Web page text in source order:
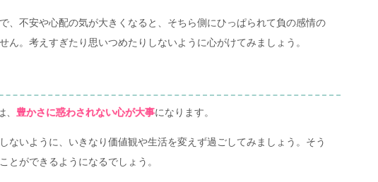
、不安や心配の気が大きくなると、そちら側にひっぱられて負の感情の
ん。考えすぎたり思いつめたりしないように心がけてみましょう。
豊かさに惑わされない心が大事になります。
ないように、いきなり価値観や生活を変えず過ごしてみましょう。そう
ができるようになるでしょう。